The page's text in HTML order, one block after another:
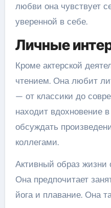
любви она чувствует
уверенной в себе.
Личные
Кроме актерской
чтением. Она любит
— от классики до
находит вдохновение
обсуждать
коллегами.
Активный образ
Она предпочитает
йога и плавание. Она